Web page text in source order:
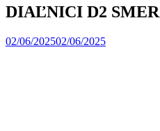
DIAĽNICI D2
02/06/202502/06/2025